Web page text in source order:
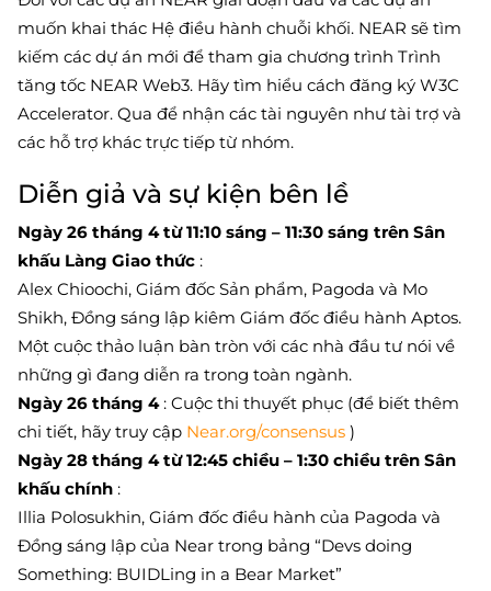
muốn khai thác Hệ điều hành chuỗi khối. NEAR sẽ tìm
kiếm các dự án mới để tham gia chương trình Trình
tăng tốc NEAR Web3. Hãy tìm hiểu cách đăng ký W3C
Accelerator. Qua để nhận các tài nguyên như tài trợ và
các hỗ trợ khác trực tiếp từ nhóm.
Diễn giả và sự kiện bên lề
Ngày 26 tháng 4 từ 11:10 sáng – 11:30 sáng trên Sân
khấu Làng Giao thức :
Alex Chioochi, Giám đốc Sản phẩm, Pagoda và Mo
Shikh, Đồng sáng lập kiêm Giám đốc điều hành Aptos.
Một cuộc thảo luận bàn tròn với các nhà đầu tư nói về
những gì đang diễn ra trong toàn ngành.
Ngày 26 tháng 4: Cuộc thi thuyết phục (để biết thêm
chi tiết, hãy truy cập Near.org/consensus )
Ngày 28 tháng 4 từ 12:45 chiều – 1:30 chiều trên Sân
khấu chính :
Illia Polosukhin, Giám đốc điều hành của Pagoda và
Đồng sáng lập của Near trong bảng “Devs doing
Something: BUIDLing in a Bear Market”